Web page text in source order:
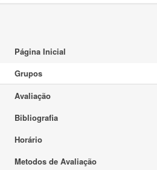
Página Inicial
Grupos
Avaliação
Bibliografia
Horário
Metodos de Avaliação